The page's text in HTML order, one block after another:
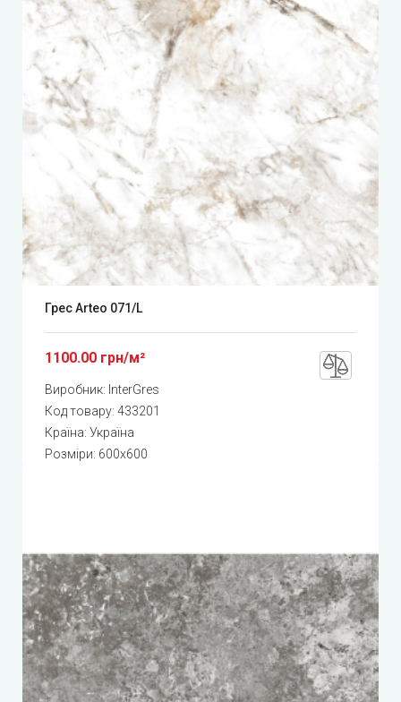
Грес Arteo 071/L
1100.00 грн/м²
Виробник: InterGres
Код товару: 433201
Країна: Україна
Розміри: 600x600